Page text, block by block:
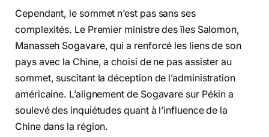
Cependant, le sommet n’est pas sans ses
complexités. Le Premier ministre des îles Salomon,
Manasseh Sogavare, qui a renforcé les liens de son
pays avec la Chine, a choisi de ne pas assister au
sommet, suscitant la déception de l’administration
américaine. L’alignement de Sogavare sur Pékin a
soulevé des inquiétudes quant à l’influence de la
Chine dans la région.